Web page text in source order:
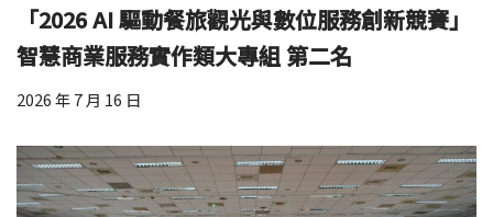
「2026 AI 驅動餐旅觀光與數位服務創新競賽」
智慧商業服務實作類大專組 第二名
2026 年 7 月 16 日